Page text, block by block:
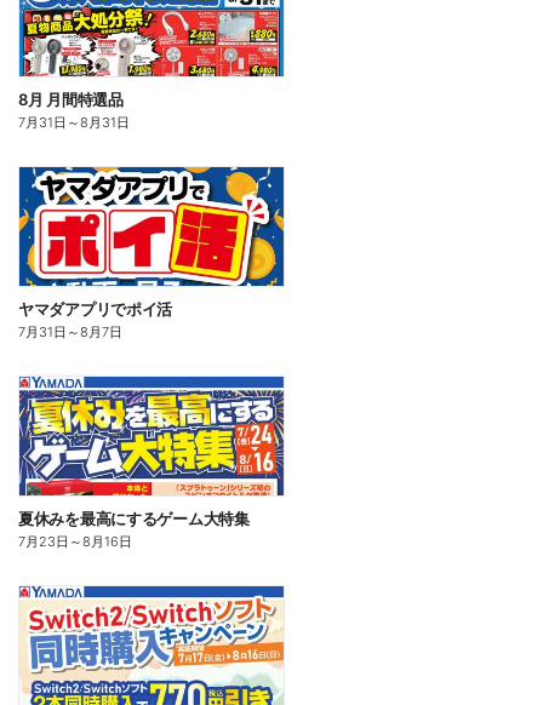
8月 月間特選品
7月31日 ～8月31日
ヤマダアプリでポイ活
7月31日 ～8月7日
夏休みを最高にするゲーム大特集
7月23日 ～8月16日